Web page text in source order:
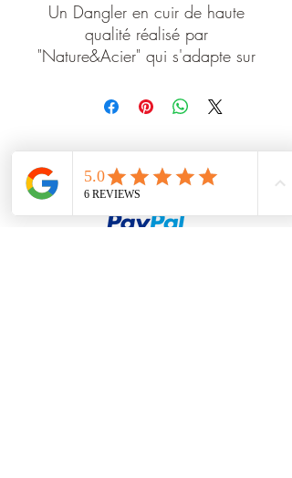
Un Dangler en cuir de haute
qualité réalisé par
"Nature&Acier" qui s'adapte sur